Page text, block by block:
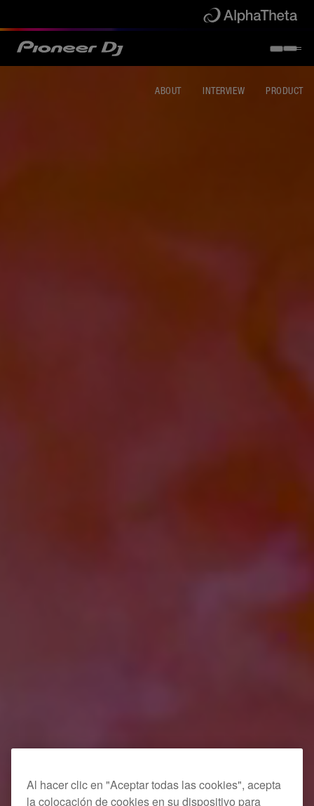
ABOUT INTERVIEW PRODUCT
Al hacer clic en "Aceptar todas las cookies", acepta
la colocación de cookies en su dispositivo para